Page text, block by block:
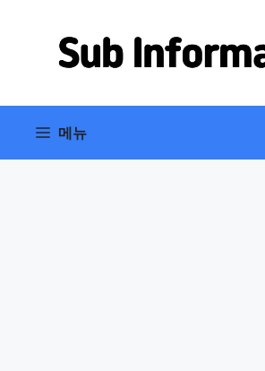
메뉴